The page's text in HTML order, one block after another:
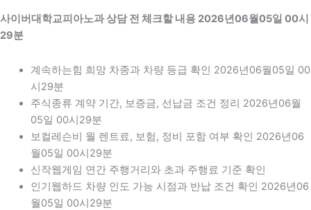
사이버대학교피아노과 상담 전 체크할 내용 2026년06월05일 00시
29분
계속하는힘 희망 차종과 차량 등급 확인 2026년06월05일 00
시29분
주식종류 계약 기간, 보증금, 선납금 조건 정리 2026년06월
05일 00시29분
보컬레슨비 월 렌트료, 보험, 정비 포함 여부 확인 2026년06
월05일 00시29분
신작웹게임 연간 주행거리와 초과 주행료 기준 확인
인기웹하드 차량 인도 가능 시점과 반납 조건 확인 2026년06
월05일 00시29분